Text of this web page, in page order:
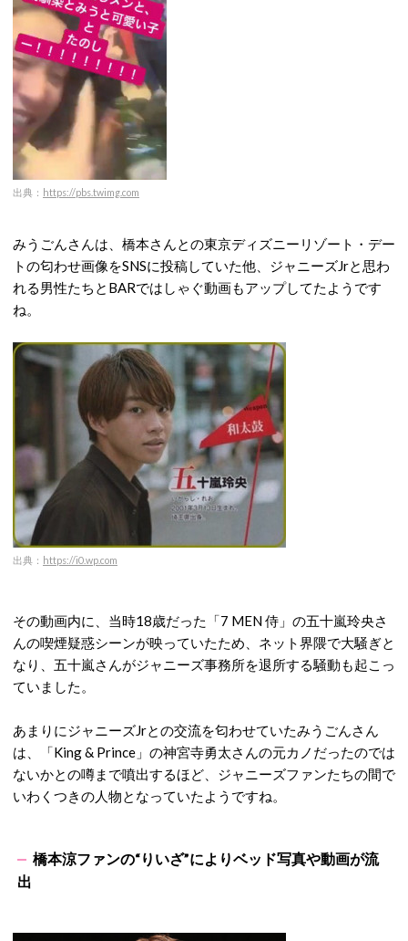
出典： https://pbs.twimg.com
みうごんさんは、橋本さんとの東京ディズニーリゾート・デー
トの匂わせ画像をSNSに投稿していた他、ジャニーズJrと思わ
れる男性たちとBARではしゃぐ動画もアップしてたようです
ね。
出典： https://i0.wp.com
その動画内に、当時18歳だった「7 MEN 侍」の五十嵐玲央さ
んの喫煙疑惑シーンが映っていたため、ネット界隈で大騒ぎと
なり、五十嵐さんがジャニーズ事務所を退所する騒動も起こっ
ていました。
あまりにジャニーズJrとの交流を匂わせていたみうごんさん
は、「King & Prince」の神宮寺勇太さんの元カノだったのでは
ないかとの噂まで噴出するほど、ジャニーズファンたちの間で
いわくつきの人物となっていたようですね。
橋本涼ファンの“りいざ”によりベッド写真や動画が流
出